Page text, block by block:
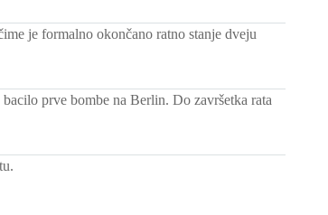
je formalno okončano ratno stanje dveju
prve bombe na Berlin. Do završetka rata